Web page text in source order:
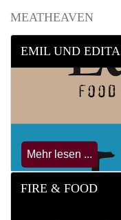
MEATHEAVEN
EMIL UND EDITA
Mehr lesen ...
FIRE & FOOD